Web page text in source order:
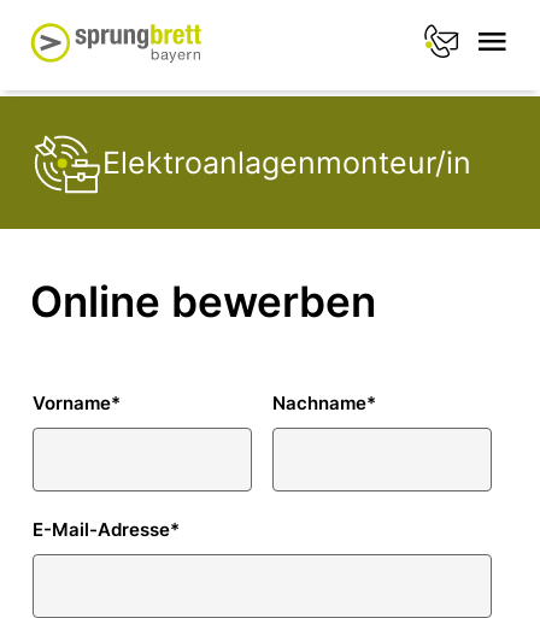
Elektroanlagenmonteur/in
Online bewerben
Vorname* Nachname*
E-Mail-Adresse*